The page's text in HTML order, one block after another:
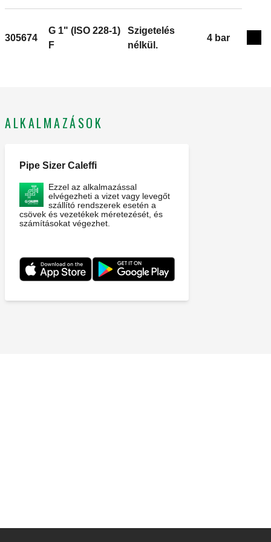
305674
G 1" (ISO 228-1)
F
Szigetelés
nélkül.
4 bar
ALKALMAZÁSOK
Pipe Sizer Caleffi
Ezzel az alkalmazással
elvégezheti a vizet vagy levegőt
szállító rendszerek esetén a
csövek és vezetékek méretezését, és
számításokat végezhet.